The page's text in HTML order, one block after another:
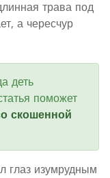
трава под
а чересчур
деть
поможет
скошенной
глаз изумрудным